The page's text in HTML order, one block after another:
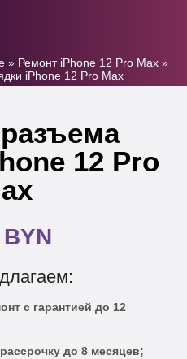
» Ремонт iPhone 12 Pro Max»
iPhone 12 Pro Max
12 Pro
с гарантией до 12
до 8 месяцев;